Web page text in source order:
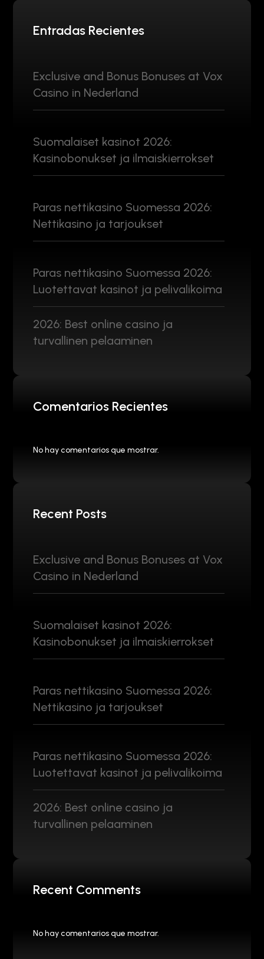
Entradas Recientes
Exclusive and Bonus Bonuses at Vox
Casino in Nederland
Suomalaiset kasinot 2026:
Kasinobonukset ja ilmaiskierrokset
Paras nettikasino Suomessa 2026:
Nettikasino ja tarjoukset
Paras nettikasino Suomessa 2026:
Luotettavat kasinot ja pelivalikoima
2026: Best online casino ja
turvallinen pelaaminen
Comentarios Recientes
No hay comentarios que mostrar.
Recent Posts
Exclusive and Bonus Bonuses at Vox
Casino in Nederland
Suomalaiset kasinot 2026:
Kasinobonukset ja ilmaiskierrokset
Paras nettikasino Suomessa 2026:
Nettikasino ja tarjoukset
Paras nettikasino Suomessa 2026:
Luotettavat kasinot ja pelivalikoima
2026: Best online casino ja
turvallinen pelaaminen
Recent Comments
No hay comentarios que mostrar.